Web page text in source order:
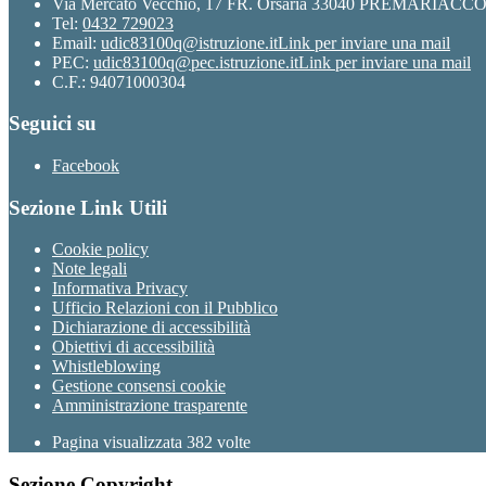
Tel: 0432 729023
Email: udic83100q@istruzione.itLink per inviare una mail
PEC: udic83100q@pec.istruzione.itLink per inviare una mail
C.F.: 94071000304
Seguici su
Facebook
Sezione Link Utili
Cookie policy
Note legali
Informativa Privacy
Ufficio Relazioni con il Pubblico
Dichiarazione di accessibilità
Obiettivi di accessibilità
Whistleblowing
Gestione consensi cookie
Amministrazione trasparente
Pagina visualizzata 382 volte